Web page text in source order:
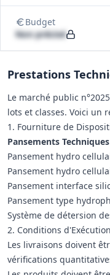
Budget
Non précisé
Prestations
Le marché public
lots et classes. Voici un
1. Fourniture de
Pansements Techniques
Pansement hydro
Pansement hydro
Pansement interface
Pansement type
Système de détersion
2. Conditions d'Exécution
Les livraisons doivent
vérifications